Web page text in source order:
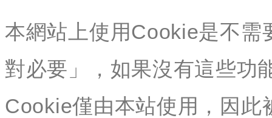
本網站上使用Cookie是不
對必要」，如果沒有這些功
Cookie僅由本站使用，因